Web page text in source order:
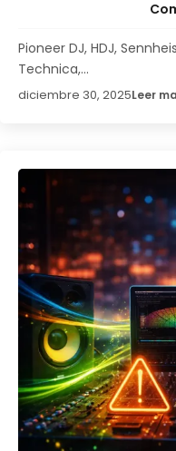
Pioneer DJ, HDJ,
Technica,...
diciembre 30, 2025Leer